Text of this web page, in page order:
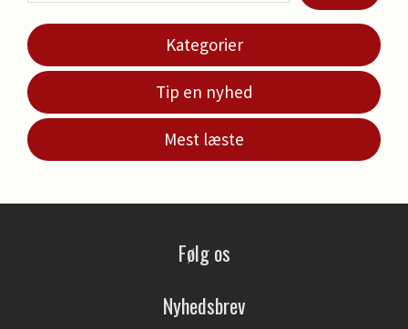
Kategorier
Tip en nyhed
Mest læste
Følg os
Nyhedsbrev